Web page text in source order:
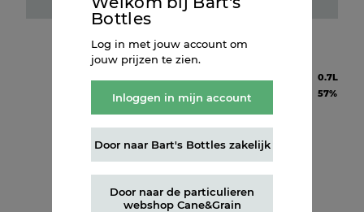
0.7L
57%
Bottles
Log in met jouw account om
jouw prijzen te zien.
Inloggen in mijn account
Door naar Bart's Bottles zakelijk
Door naar de particulieren
webshop Cane&Grain